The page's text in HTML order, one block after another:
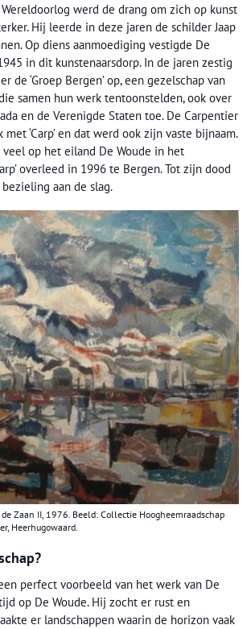
werd de drang om zich op kunst
Hij leerde in deze jaren de schilder Jaap
Op diens aanmoediging vestigde De
in dit kunstenaarsdorp. In de jaren zestig
de ‘Groep Bergen’ op, een gezelschap van
samen hun werk tentoonstelden, ook over
en de Verenigde Staten toe. De Carpentier
‘Carp’ en dat werd ook zijn vaste bijnaam.
op het eiland De Woude in het
overleed in 1996 te Bergen. Tot zijn dood
aan de slag.
de Zaan II, 1976. Beeld: Collectie Hoogheemraadschap
Heerhugowaard.
een perfect voorbeeld van het werk van De
op De Woude. Hij zocht er rust en
er landschappen waarin de horizon vaak